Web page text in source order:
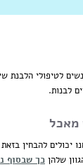
לטיפולי הלבנת
לבנות.
מאכל
יכולים להבחין
שלהן כך שבסוף